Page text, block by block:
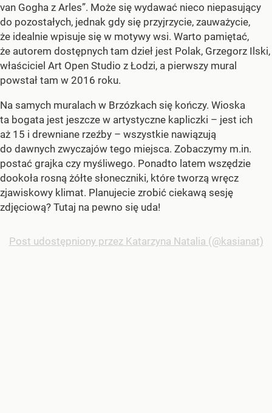
van Gogha z Arles”. Może się wydawać nieco niepasujący
do pozostałych, jednak gdy się przyjrzycie, zauważycie,
że idealnie wpisuje się w motywy wsi. Warto pamiętać,
że autorem dostępnych tam dzieł jest Polak, Grzegorz Ilski,
właściciel Art Open Studio z Łodzi, a pierwszy mural
powstał tam w 2016 roku.
Na samych muralach w Brzózkach się kończy. Wioska
ta bogata jest jeszcze w artystyczne kapliczki – jest ich
aż 15 i drewniane rzeźby – wszystkie nawiązują
do dawnych zwyczajów tego miejsca. Zobaczymy m.in.
postać grajka czy myśliwego. Ponadto latem wszędzie
dookoła rosną żółte słoneczniki, które tworzą wręcz
zjawiskowy klimat. Planujecie zrobić ciekawą sesję
zdjęciową? Tutaj na pewno się uda!
Post udostępniony przez Katarzyna Natalia (@kasianat)